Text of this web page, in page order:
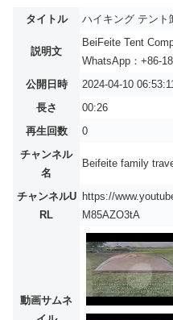
タイトル ハイキング テント
説明文
BeiFeite Tent
WhatsApp：+86-
公開日時
2024-04-10
長さ
00:26
再生回数
0
チャンネル
名
Beifeite family
チャンネルU
RL
https://
M85AZO3tA
動画サムネ